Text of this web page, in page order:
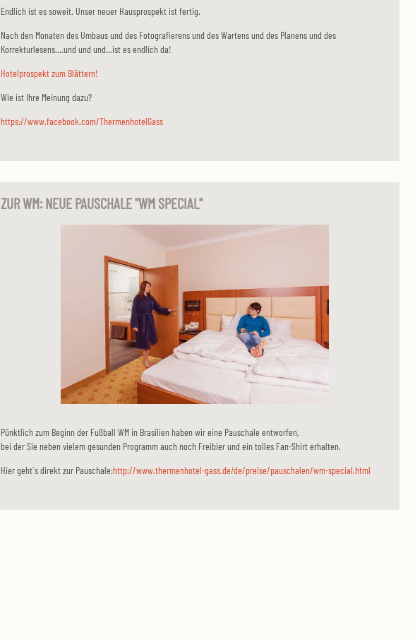
Endlich ist es soweit. Unser neuer Hausprospekt ist fertig.
Nach den Monaten des Umbaus und des Fotografierens und des Wartens und des Planens und des
Korrekturlesens....und und und...ist es endlich da!
Hotelprospekt zum Blättern!
Wie ist Ihre Meinung dazu?
https://www.facebook.com/ThermenhotelGass
ZUR WM: NEUE PAUSCHALE "WM SPECIAL"
Pünktlich zum Beginn der Fußball WM in Brasilien haben wir eine Pauschale entworfen,
bei der Sie neben vielem gesunden Programm auch noch Freibier und ein tolles Fan-Shirt erhalten.
Hier geht´s direkt zur Pauschale:http://www.thermenhotel-gass.de/de/preise/pauschalen/wm-special.html